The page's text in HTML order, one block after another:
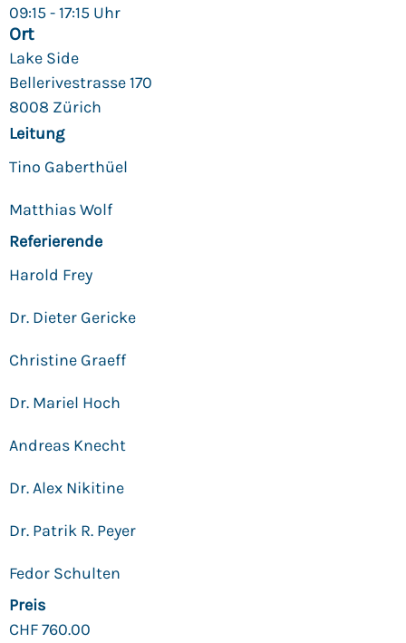
09:15 - 17:15 Uhr
Ort
Lake Side
Bellerivestrasse 170
8008 Zürich
Leitung
Tino Gaberthüel
Matthias Wolf
Referierende
Harold Frey
Dr. Dieter Gericke
Christine Graeff
Dr. Mariel Hoch
Andreas Knecht
Dr. Alex Nikitine
Dr. Patrik R. Peyer
Fedor Schulten
Preis
CHF760.00